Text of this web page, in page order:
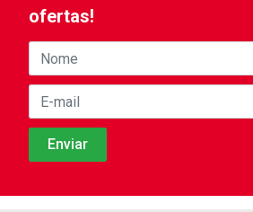
ofertas!